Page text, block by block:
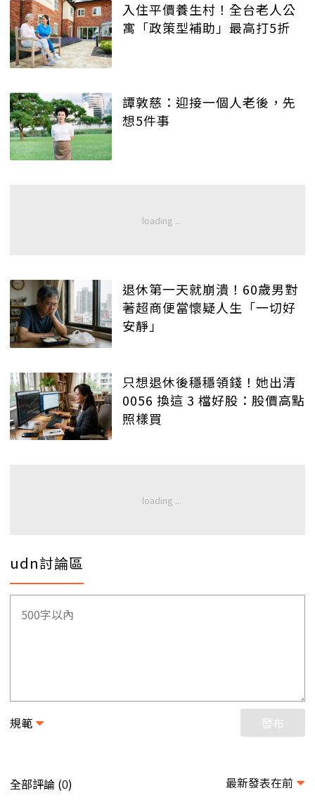
入住平價養生村！全台老人公
寓「政策型補助」最高打5折
譚敦慈：迎接一個人老後，先
想5件事
退休第一天就崩潰！60歲男對
著超商便當懷疑人生「一切好
安靜」
只想退休後穩穩領錢！她出清
0056 換這 3 檔好股：股價高點
照樣買
udn討論區
規範 發布
全部評論 (0) 最新發表在前